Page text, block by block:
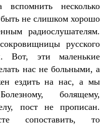
несколько
не слишком хорошо
радиослушателям.
русского
Вот, эти маленькие
нас не больными, а
ездить на нас, а мы
болящему,
пост не прописан.
сопоставить, то